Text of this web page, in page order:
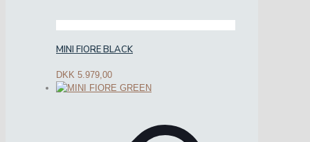
MINI FIORE BLACK
DKK 5.979,00